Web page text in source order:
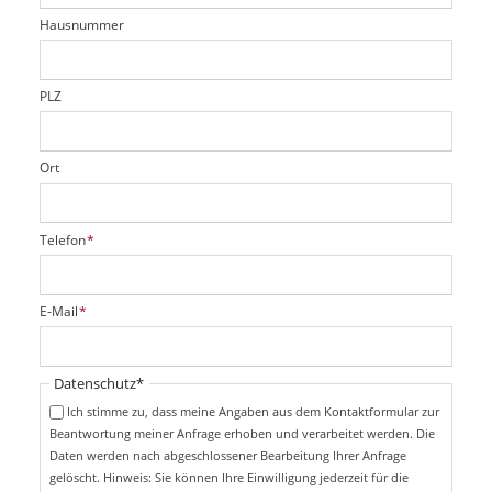
r
d
t
f
e
d
Hausnummer
PLZ
Ort
P
f
i
c
t
f
Telefon*
P
f
i
E-Mail*
Pflichtfeld
Datenschutz*
Ich stimme zu, dass meine Angaben aus dem Kontaktformular zur
Beantwortung meiner Anfrage erhoben und verarbeitet werden. Die
Daten werden nach abgeschlossener Bearbeitung Ihrer Anfrage
gelöscht. Hinweis: Sie können Ihre Einwilligung jederzeit für die